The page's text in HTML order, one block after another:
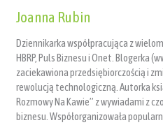
Joanna Rubin
Dziennikarka współpracująca z
HBRP, Puls Biznesu i Onet. Blogerka
zaciekawiona przedsiębiorczością i
rewolucją technologiczną. Autorka
Rozmowy Na Kawie” z wywiadami z
biznesu. Współorganizowała